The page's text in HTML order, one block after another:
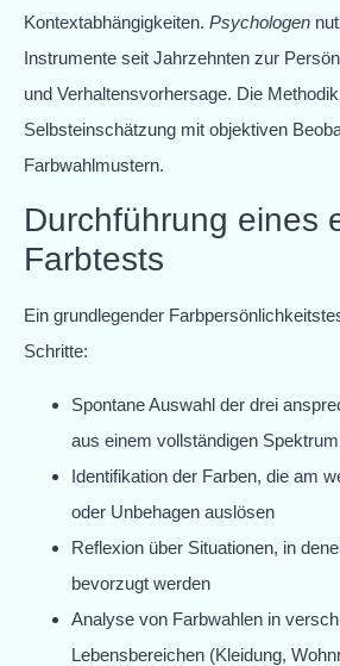
Kontextabhängigkeiten. Psychologen
Instrumente seit Jahrzehnten zur
und Verhaltensvorhersage. Die
Selbsteinschätzung mit objektiven
Farbwahlmustern.
Durchführung eines
Farbtests
Ein grundlegender
Schritte:
Spontane Auswahl der drei
aus einem vollständigen Spektrum
Identifikation der Farben, die am
oder Unbehagen auslösen
Reflexion über Situationen, in
bevorzugt werden
Analyse von Farbwahlen in
Lebensbereichen (Kleidung,